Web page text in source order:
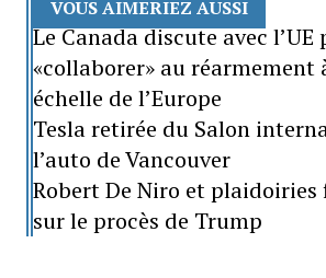
VOUS AIMERIEZ AUSSI
Le Canada discute avec l’UE
«collaborer» au réarmement
échelle de l’Europe
Tesla retirée du Salon
l’auto de Vancouver
Robert De Niro et plaidoiries
sur le procès de Trump